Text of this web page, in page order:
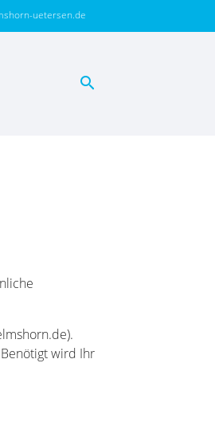
uetersen.de
search
wird Ihr